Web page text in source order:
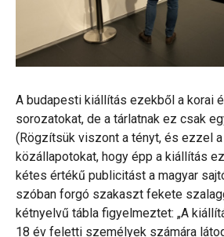
A budapesti kiállítás ezekből a korai
sorozatokat, de a tárlatnak ez csak
(Rögzítsük viszont a tényt, és ezzel
közállapotokat, hogy épp a kiállítás
kétes értékű publicitást a magyar
szóban forgó szakaszt fekete
kétnyelvű tábla figyelmeztet: „A
18 év feletti személyek számára